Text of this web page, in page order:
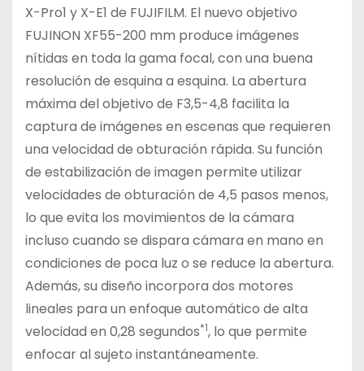
X-Pro1 y X-E1 de FUJIFILM. El nuevo objetivo
FUJINON XF55-200 mm produce imágenes
nítidas en toda la gama focal, con una buena
resolución de esquina a esquina. La abertura
máxima del objetivo de F3,5-4,8 facilita la
captura de imágenes en escenas que requieren
una velocidad de obturación rápida. Su función
de estabilización de imagen permite utilizar
velocidades de obturación de 4,5 pasos menos,
lo que evita los movimientos de la cámara
incluso cuando se dispara cámara en mano en
condiciones de poca luz o se reduce la abertura.
Además, su diseño incorpora dos motores
lineales para un enfoque automático de alta
velocidad en 0,28 segundos*1, lo que permite
enfocar al sujeto instantáneamente.